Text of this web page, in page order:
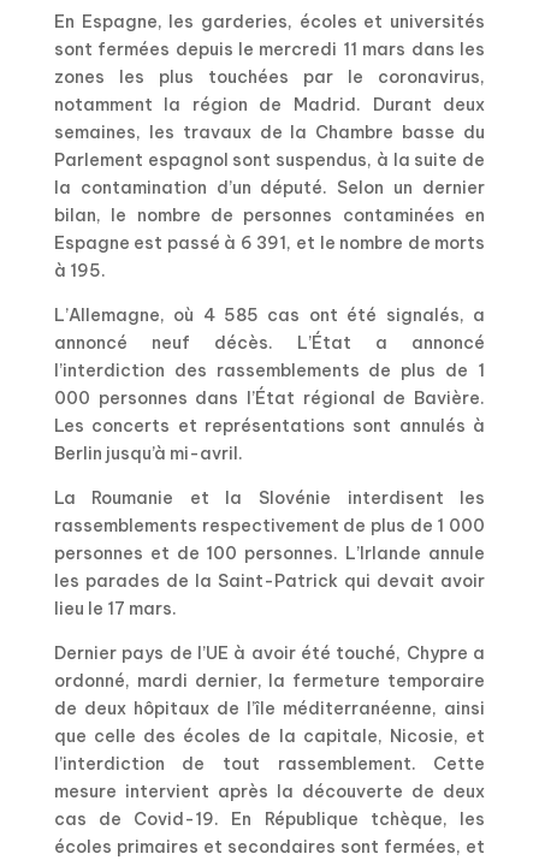
En Espagne, les garderies, écoles et universités
sont fermées depuis le mercredi 11 mars dans les
zones les plus touchées par le coronavirus,
notamment la région de Madrid. Durant deux
semaines, les travaux de la Chambre basse du
Parlement espagnol sont suspendus, à la suite de
la contamination d’un député. Selon un dernier
bilan, le nombre de personnes contaminées en
Espagne est passé à 6 391, et le nombre de morts
à 195.
L’Allemagne, où 4 585 cas ont été signalés, a
annoncé neuf décès. L’État a annoncé
l’interdiction des rassemblements de plus de 1
000 personnes dans l’État régional de Bavière.
Les concerts et représentations sont annulés à
Berlin jusqu’à mi-avril.
La Roumanie et la Slovénie interdisent les
rassemblements respectivement de plus de 1 000
personnes et de 100 personnes. L’Irlande annule
les parades de la Saint-Patrick qui devait avoir
lieu le 17 mars.
Dernier pays de l’UE à avoir été touché, Chypre a
ordonné, mardi dernier, la fermeture temporaire
de deux hôpitaux de l’île méditerranéenne, ainsi
que celle des écoles de la capitale, Nicosie, et
l’interdiction de tout rassemblement. Cette
mesure intervient après la découverte de deux
cas de Covid-19. En République tchèque, les
écoles primaires et secondaires sont fermées, et